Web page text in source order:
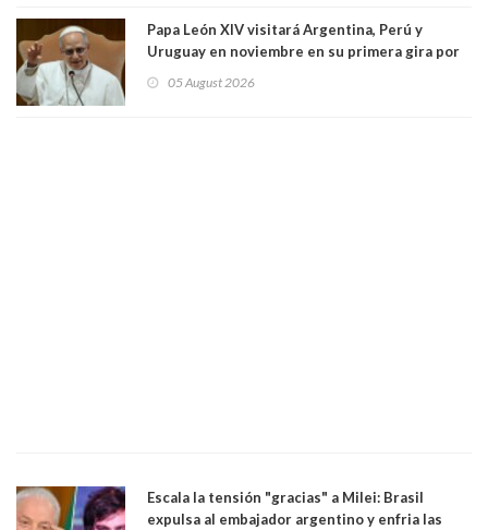
Papa León XIV visitará Argentina, Perú y
Uruguay en noviembre en su primera gira por
05 August 2026
Escala la tensión "gracias" a Milei: Brasil
expulsa al embajador argentino y enfria las